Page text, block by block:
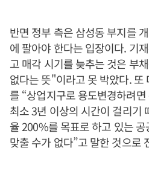
반면 정부 측은 삼성동 부지를
에 팔아야 한다는 입장이다. 기
고 매각 시기를 늦추는 것은 부
없다는 뜻"이라고 못 박았다. 또
를 “상업지구로 용도변경하려
최소 3년 이상의 시간이 걸리기
율 200%를 목표로 하고 있는
맞출 수가 없다”고 말한 것으로